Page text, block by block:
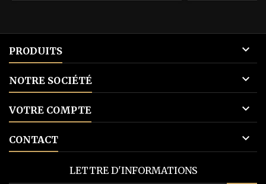
PRODUITS 
NOTRE SOCIÉTÉ 
VOTRE COMPTE 
CONTACT 
LETTRE D'INFORMATIONS